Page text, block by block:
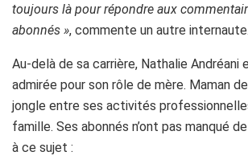
toujours là pour répondre aux
abonnés », commente un autre internaute.
Au-delà de sa carrière, Nathalie Andréani
admirée pour son rôle de mère. Maman
jongle entre ses activités
famille. Ses abonnés n’ont pas manqué
à ce sujet :